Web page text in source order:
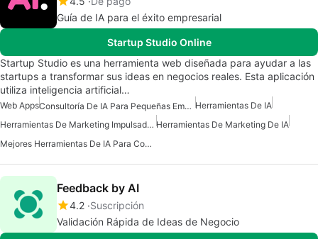
Guía de IA para el éxito empresarial
Startup Studio Online
Startup Studio es una herramienta web diseñada para ayudar a las
startups a transformar sus ideas en negocios reales. Esta aplicación
utiliza inteligencia artificial…
Web Apps Consultoría De IA Para Pequeñas Empresas Herramientas De IA
Herramientas De Marketing Impulsadas Por IA Herramientas De Marketing De IA
Mejores Herramientas De IA Para Comercializadores
Feedback by AI
4.2 Suscripción
Validación Rápida de Ideas de Negocio